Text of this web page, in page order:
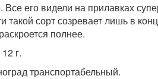
его видели на прилавках
такой сорт созревает лишь в
полнее.
г.
транспортабельный.